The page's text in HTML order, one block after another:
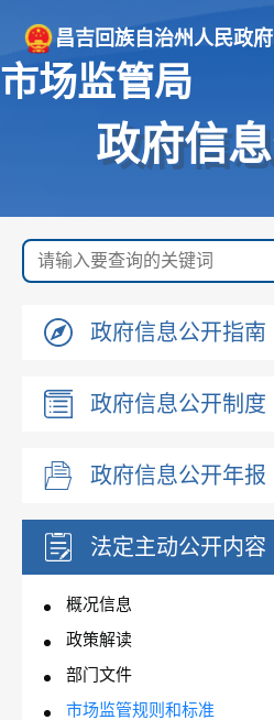
昌吉回族自治州人民政府
市场监管局
政府信
政府信息公开指南
政府信息公开制度
政府信息公开年报
法定主动公开内容
概况信息
政策解读
部门文件
市场监管规则和标准